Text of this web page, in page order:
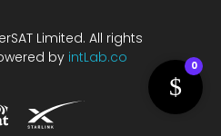
Limited. All rights
by intLab.co 0